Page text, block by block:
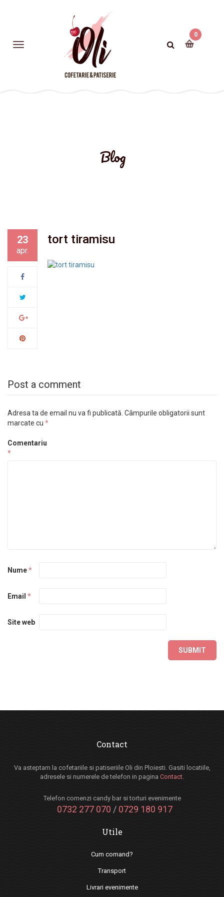
0
Blog
23
apr.
tort tiramisu
Post a comment
Adresa ta de email nu va fi publicată. Câmpurile obligatorii sunt
marcate cu *
Comentariu
*
Nume*
Email *
Site web
Contact
Va asteptam la cofetariile si patiseriile Oli din Ploiesti. Gasiti locatiile,
adresele si numerele de telefon in pagina Contact.
Telefon comenzi candy bar si torturi evenimente
0732 277 070 / 0729 180 917
Utile
Cum comand?
Transport
Livrari evenimente